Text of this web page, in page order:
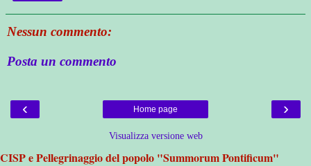
Nessun commento:
Posta un commento
‹ ›
Home page
Visualizza versione web
CISP e Pellegrinaggio del popolo "Summorum Pontificum"